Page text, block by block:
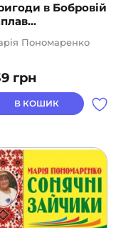
в Бобровій
грн
Пономаренко
В КОШИК